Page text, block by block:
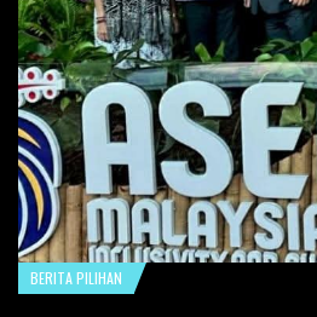
BERITA PILIHAN